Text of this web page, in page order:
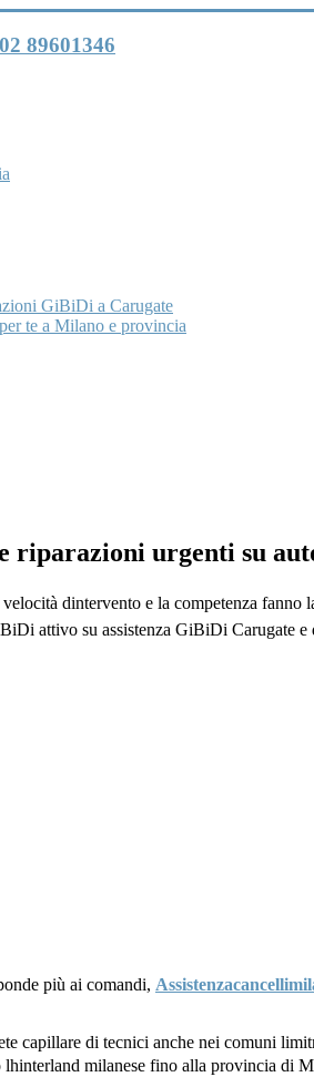
89601346
GiBiDi a Carugate
te a Milano e provincia
riparazioni urgenti su
dintervento e la competenza fanno
attivo su assistenza GiBiDi Carugate e
più ai comandi,
capillare di tecnici anche nei comuni
lhinterland milanese fino alla provincia di